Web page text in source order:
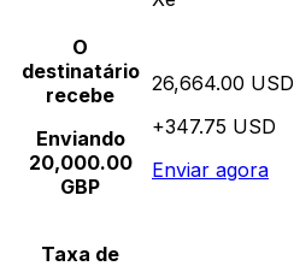
O
destinatário
recebe
Enviando
20,000.00
GBP
26,664.00 USD
+347.75 USD
Enviar agora
Taxa de